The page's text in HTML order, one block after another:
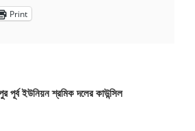
Print
পূর্ব ইউনিয়ন শ্রমিক দলের কাউন্সিল